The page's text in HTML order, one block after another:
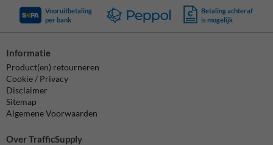
Vooruitbetaling
per bank
Betaling achteraf
is mogelijk
Informatie
Product(en) retourneren
Cookie / Privacy
Disclaimer
Sitemap
Algemene Voorwaarden
Over TrafficSupply